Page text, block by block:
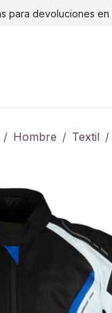
para devoluciones en
Hombre Textil